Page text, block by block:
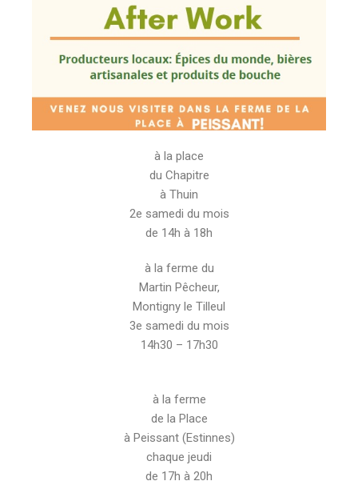
à la place
du Chapitre
à Thuin
2e samedi du mois
de 14h à 18h
à la ferme du
Martin Pêcheur,
Montigny le Tilleul
3e samedi du mois
14h30 – 17h30
à la ferme
de la Place
à Peissant (Estinnes)
chaque jeudi
de 17h à 20h